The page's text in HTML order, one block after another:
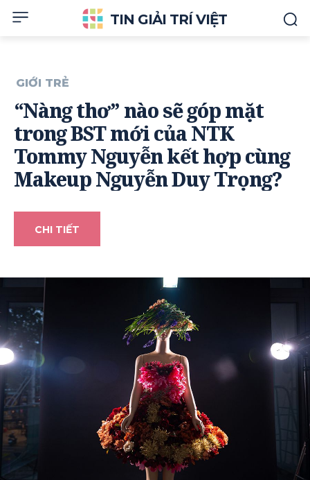
TIN GIẢI TRÍ VIỆT
GIỚI TRẺ
“Nàng thơ” nào sẽ góp mặt
trong BST mới của NTK
Tommy Nguyễn kết hợp cùng
Makeup Nguyễn Duy Trọng?
CHI TIẾT